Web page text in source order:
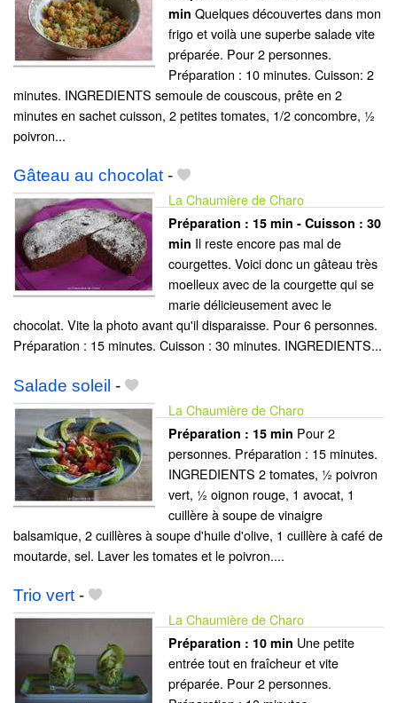
min Quelques découvertes dans mon
frigo et voilà une superbe salade vite
préparée. Pour 2 personnes.
Préparation : 10 minutes. Cuisson: 2
minutes. INGREDIENTS semoule de couscous, prête en 2
minutes en sachet cuisson, 2 petites tomates, 1/2 concombre, ½
poivron...
Gâteau au chocolat-
La Chaumière de Charo
Préparation : 15 min - Cuisson : 30
min Il reste encore pas mal de
courgettes. Voici donc un gâteau très
moelleux avec de la courgette qui se
marie délicieusement avec le
chocolat. Vite la photo avant qu'il disparaisse. Pour 6 personnes.
Préparation : 15 minutes. Cuisson : 30 minutes. INGREDIENTS...
Salade soleil -
La Chaumière de Charo
Préparation : 15 min Pour 2
personnes. Préparation : 15 minutes.
INGREDIENTS 2 tomates, ½ poivron
vert, ½ oignon rouge, 1 avocat, 1
cuillère à soupe de vinaigre
balsamique, 2 cuillères à soupe d'huile d'olive, 1 cuillère à café de
moutarde, sel. Laver les tomates et le poivron....
Trio vert -
La Chaumière de Charo
Préparation : 10 min Une petite
entrée tout en fraîcheur et vite
préparée. Pour 2 personnes.